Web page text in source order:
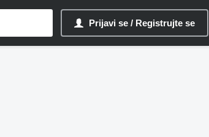
Prijavi se / Registrujte se